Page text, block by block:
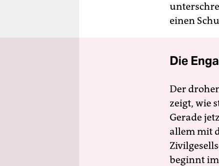
einen
Die
Der
zeigt, wie
Gerade
allem mit
beginnt